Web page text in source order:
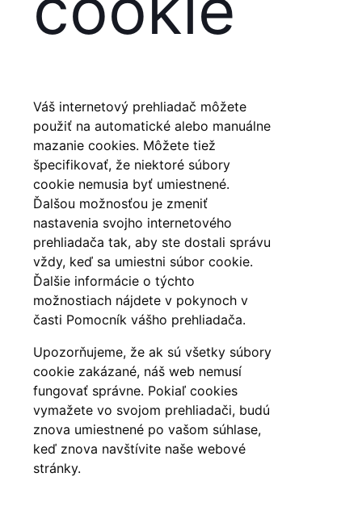
Váš internetový prehliadač môžete
použiť na automatické alebo manuálne
mazanie cookies. Môžete tiež
špecifikovať, že niektoré súbory
cookie nemusia byť umiestnené.
Ďalšou možnosťou je zmeniť
nastavenia svojho internetového
prehliadača tak, aby ste dostali správu
vždy, keď sa umiestni súbor cookie.
Ďalšie informácie o týchto
možnostiach nájdete v pokynoch v
časti Pomocník vášho prehliadača.
Upozorňujeme, že ak sú všetky súbory
cookie zakázané, náš web nemusí
fungovať správne. Pokiaľ cookies
vymažete vo svojom prehliadači, budú
znova umiestnené po vašom súhlase,
keď znova navštívite naše webové
stránky.